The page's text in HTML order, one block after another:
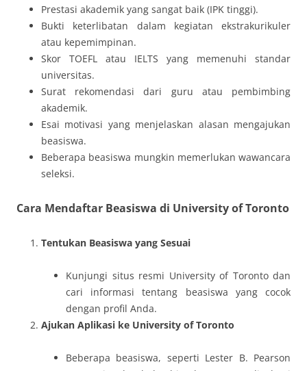
Prestasi akademik yang sangat baik (IPK tinggi).
Bukti keterlibatan dalam kegiatan ekstrakurikuler
atau kepemimpinan.
Skor TOEFL atau IELTS yang memenuhi standar
universitas.
Surat rekomendasi dari guru atau pembimbing
akademik.
Esai motivasi yang menjelaskan alasan mengajukan
beasiswa.
Beberapa beasiswa mungkin memerlukan wawancara
seleksi.
Cara Mendaftar Beasiswa di University of Toronto
Tentukan Beasiswa yang Sesuai
Kunjungi situs resmi University of Toronto dan
cari informasi tentang beasiswa yang cocok
dengan profil Anda.
Ajukan Aplikasi ke University of Toronto
Beberapa beasiswa, seperti Lester B. Pearson